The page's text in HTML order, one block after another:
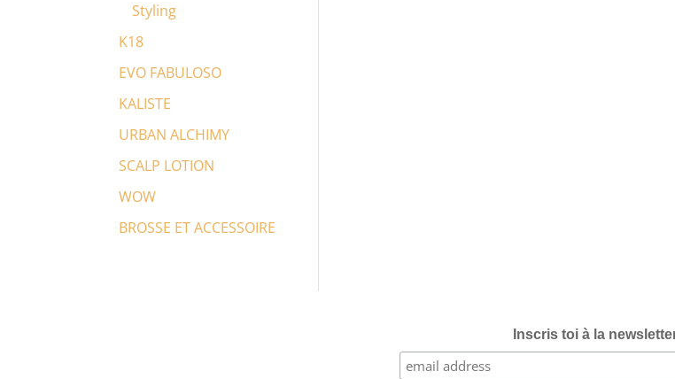
Styling
K18
EVO FABULOSO
KALISTE
URBAN ALCHIMY
SCALP LOTION
WOW
BROSSE ET ACCESSOIRE
Inscris toi à la